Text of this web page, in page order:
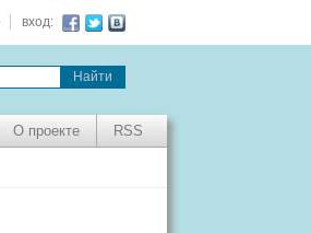
вход:
О проекте RSS